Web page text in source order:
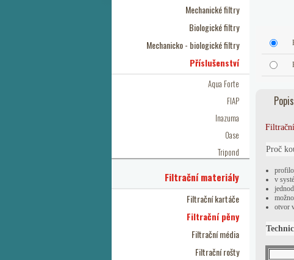
Mechanické filtry
Biologické filtry
Mechanicko - biologické filtry
Příslušenství
Aqua Forte
FIAP
Inazuma
Oase
Tripond
Filtrační materiály
Filtrační kartáče
Filtrační pěny
Filtrační média
Filtrační rošty
Proč
v
otvor